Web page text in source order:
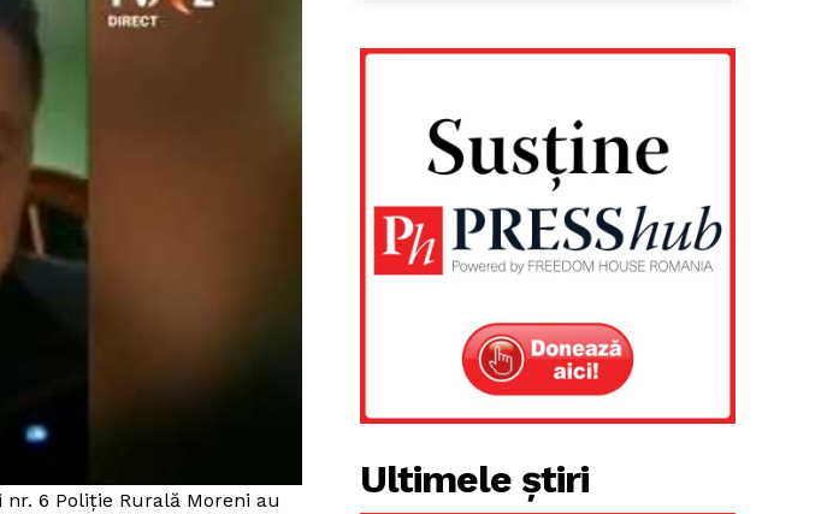
6 Poliție Rurală Moreni au
Ultimele știri